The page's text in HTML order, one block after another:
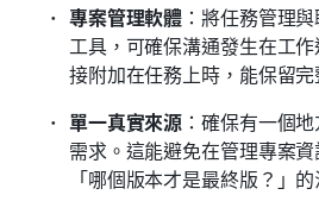
專案管理軟體 ：將任務管理
工具，可確保溝通發生在工
接附加在任務上時，能保留完
單一真實來源 ：確保有一個
需求。這能避免在管理專案
「哪個版本才是最終版？」的